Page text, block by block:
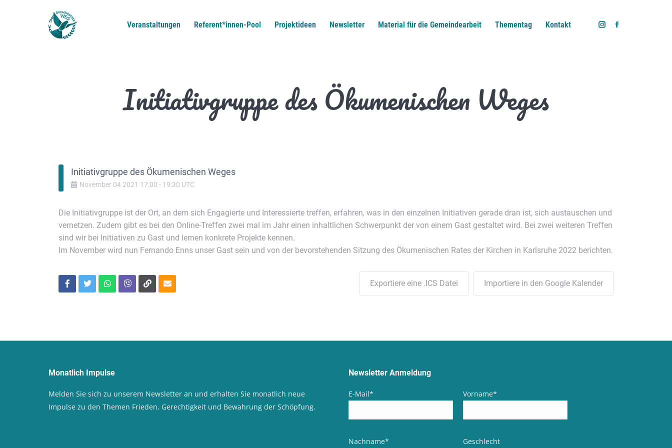
Veranstaltungen Referent*innen-Pool Projektideen Newsletter Material für die Gemeindearbeit Thementag Kontakt
InstagramFacebook
Initiativgruppe des Ökumenischen Weges
Initiativgruppe des Ökumenischen Weges
November 04 2021 17:00 - 19:30 UTC
Die Initiativgruppe ist der Ort, an dem sich Engagierte und Interessierte treffen, erfahren, was in den einzelnen Initiativen gerade dran ist, sich austauschen und
vernetzen. Zudem gibt es bei den Online-Treffen zwei mal im Jahr einen inhaltlichen Schwerpunkt der von einem Gast gestaltet wird. Bei zwei weiteren Treffen
sind wir bei Initiativen zu Gast und lernen konkrete Projekte kennen.
Im November wird nun Fernando Enns unser Gast sein und von der bevorstehenden Sitzung des Ökumenischen Rates der Kirchen in Karlsruhe 2022 berichten.
Exportiere eine .ICS Datei Importiere in den Google Kalender
Monatlich Impulse
Melden Sie sich zu unserem Newsletter an und erhalten Sie monatlich neue
Impulse zu den Themen Frieden, Gerechtigkeit und Bewahrung der Schöpfung.
Newsletter Anmeldung
E-Mail* Vorname*
Nachname* Geschlecht